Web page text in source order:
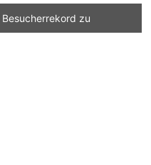
zu